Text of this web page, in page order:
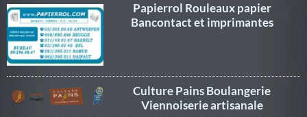
Papierrol Rouleaux papier
Bancontact et imprimantes
Culture Pains Boulangerie
Viennoiserie artisanale